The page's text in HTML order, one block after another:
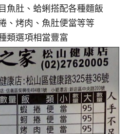
魚肚、蛤蜊搭配各種麵飯
、烤肉、魚肚便當等等
類選項相當豐富